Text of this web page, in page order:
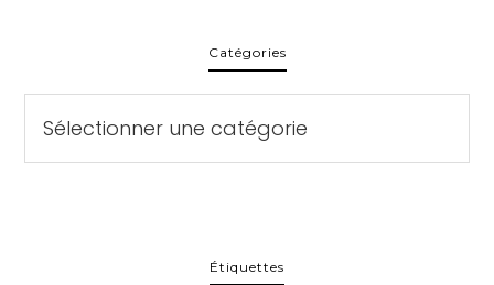
Catégories
Étiquettes